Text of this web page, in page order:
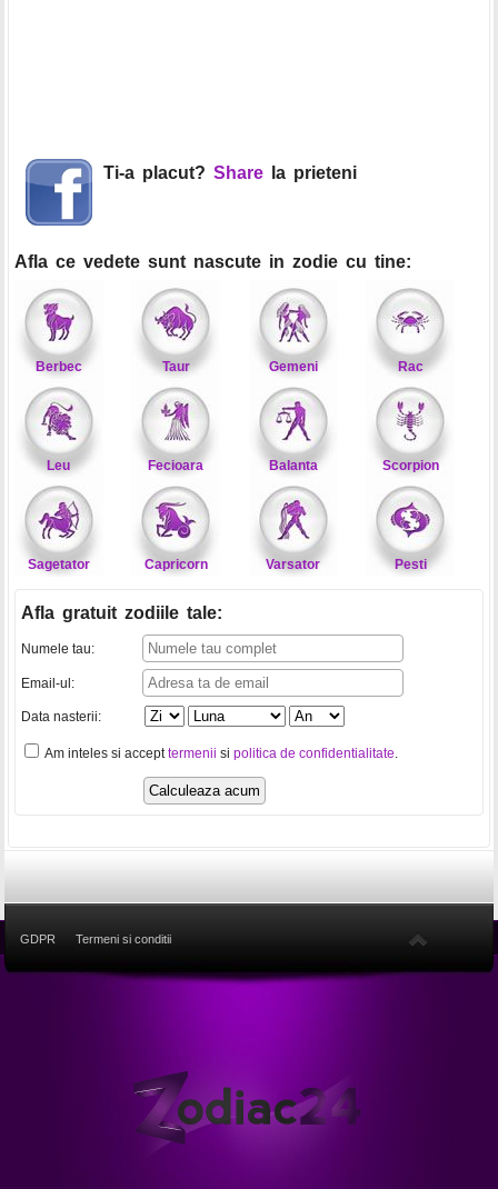
Ti-a placut? Share la prieteni
Afla ce vedete sunt nascute in zodie cu tine:
Berbec Taur Gemeni Rac
Leu Fecioara Balanta Scorpion
Sagetator Capricorn Varsator Pesti
Afla gratuit zodiile tale:
Numele tau:
Email-ul:
Data nasterii:
Am inteles si accepttermenii si politica de confidentialitate.
GDPR Termeni si conditii